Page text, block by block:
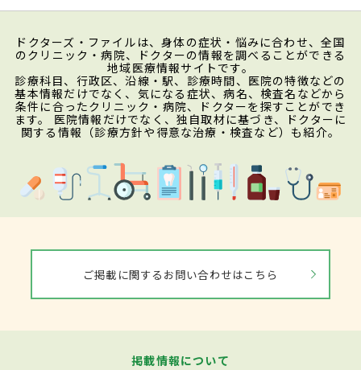
ドクターズ・ファイルは、身体の症状・悩みに合わせ、全国
のクリニック・病院、ドクターの情報を調べることができる
地域医療情報サイトです。
診療科目、行政区、沿線・駅、診療時間、医院の特徴などの
基本情報だけでなく、気になる症状、病名、検査名などから
条件に合ったクリニック・病院、ドクターを探すことができ
ます。 医院情報だけでなく、独自取材に基づき、ドクターに
関する情報（診療方針や得意な治療・検査など）も紹介。
ご掲載に関するお問い合わせはこちら
掲載情報について